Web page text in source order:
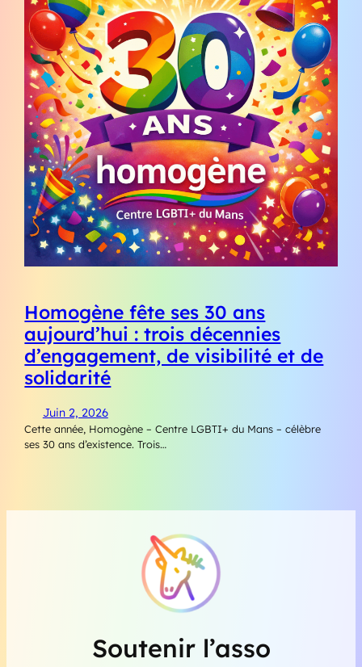
Homogène fête ses 30 ans
aujourd’hui : trois décennies
d’engagement, de visibilité et de
solidarité
Juin 2, 2026
Cette année, Homogène – Centre LGBTI+ du Mans – célèbre
ses 30 ans d’existence. Trois…
Soutenir l’asso